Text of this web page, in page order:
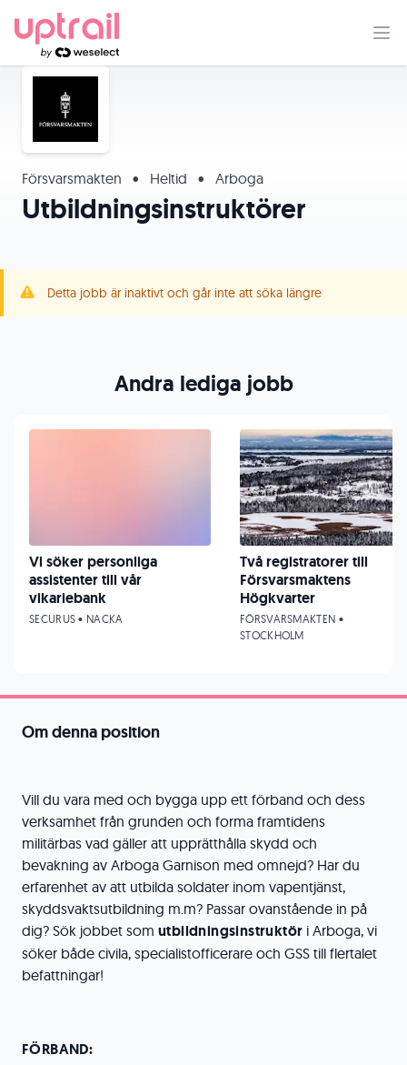
Försvarsmakten • Heltid • Arboga
Utbildningsinstruktörer
Detta jobb är inaktivt och går inte att söka längre
Om denna position
Vill du vara med och bygga upp ett förband och dess
verksamhet från grunden och forma framtidens
militärbas vad gäller att upprätthålla skydd och
bevakning av Arboga Garnison med omnejd? Har du
erfarenhet av att utbilda soldater inom vapentjänst,
skyddsvaktsutbildning m.m? Passar ovanstående in på
dig? Sök jobbet som utbildningsinstruktör i Arboga, vi
söker både civila, specialistofficerare och GSS till flertalet
befattningar!
FÖRBAND:
Andra lediga jobb
Vi söker personliga
assistenter till vår
vikariebank
SECURUS • NACKA
Två registratorer till
Försvarsmaktens
Högkvarter
FÖRSVARSMAKTEN •
STOCKHOLM